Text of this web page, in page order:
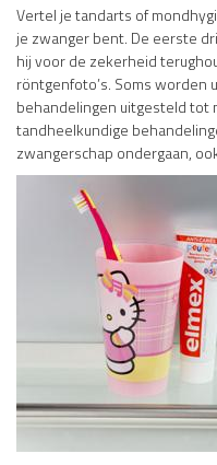
Vertel je tandarts of
je zwanger bent. De eerste
hij voor de zekerheid
röntgenfoto’s. Soms
behandelingen uitgesteld tot
tandheelkundige
zwangerschap ondergaan,